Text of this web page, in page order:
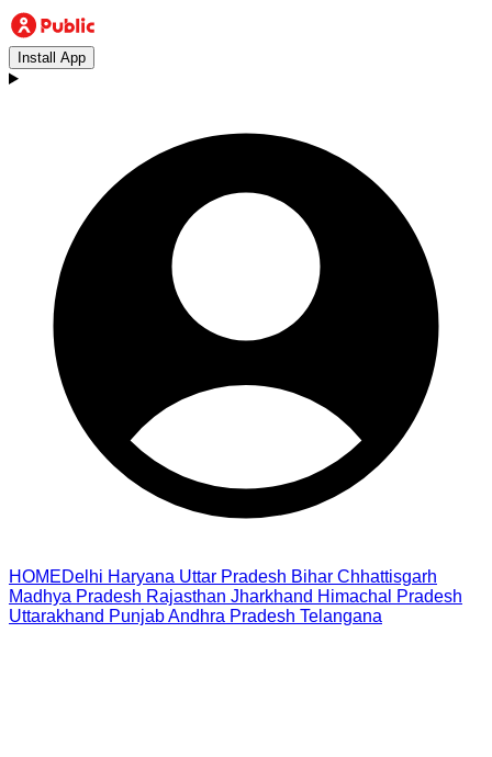
Install App
HOMEDelhi Haryana Uttar Pradesh Bihar Chhattisgarh
Madhya Pradesh Rajasthan Jharkhand Himachal Pradesh
Uttarakhand PunjabAndhra Pradesh Telangana